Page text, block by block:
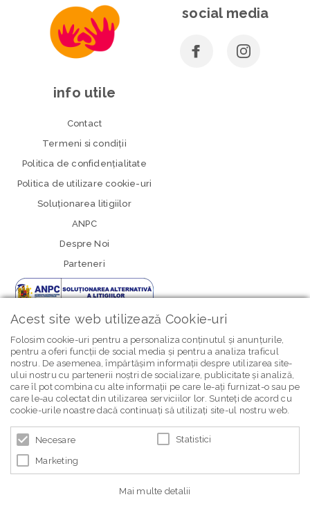
© 2026 BEBE BRANDS | POWERED BY
social media
info utile
Contact
Termeni si condiţii
Politica de confidenţialitate
Politica de utilizare cookie-uri
Soluționarea litigiilor
ANPC
Despre Noi
Parteneri
newsletter Bebe Brands
Acest site web utilizează Cookie-uri
Folosim cookie-uri pentru a personaliza conținutul și anunțurile,
pentru a oferi funcții de social media și pentru a analiza traficul
nostru. De asemenea, împărtășim informații despre utilizarea site-
ului nostru cu partenerii noștri de socializare, publicitate și analiză,
care îl pot combina cu alte informații pe care le-ați furnizat-o sau pe
care le-au colectat din utilizarea serviciilor lor. Sunteți de acord cu
cookie-urile noastre dacă continuați să utilizați site-ul nostru web.
Necesare Statistici
Marketing
Mai multe detalii